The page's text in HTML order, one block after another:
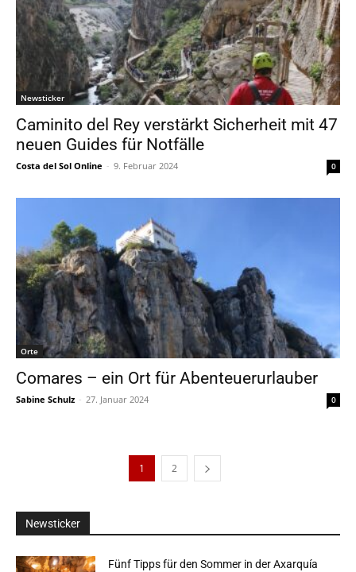
Newsticker
Caminito del Rey verstärkt Sicherheit mit 47
neuen Guides für Notfälle
Costa del Sol Online - 9. Februar 2024 0
Orte
Comares – ein Ort für Abenteuerurlauber
Sabine Schulz - 27. Januar 2024 0
1 2
Newsticker
Fünf Tipps für den Sommer in der Axarquía